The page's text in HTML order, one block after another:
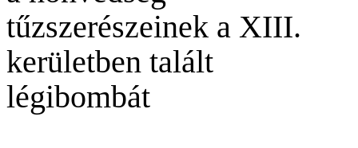
tűzszerészeinek a XIII.
kerületben talált
légibombát